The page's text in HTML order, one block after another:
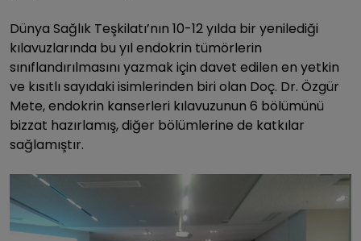
Dünya Sağlık Teşkilatı’nın 10-12 yılda bir yenilediği
kılavuzlarında bu yıl endokrin tümörlerin
sınıflandırılmasını yazmak için davet edilen en yetkin
ve kısıtlı sayıdaki isimlerinden biri olan Doç. Dr. Özgür
Mete, endokrin kanserleri kılavuzunun 6 bölümünü
bizzat hazırlamış, diğer bölümlerine de katkılar
sağlamıştır.